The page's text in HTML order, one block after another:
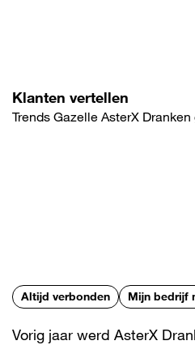
Klanten vertellen
Trends Gazelle AsterX
Altijd verbonden Mijn bedrijf
Vorig jaar werd AsterX